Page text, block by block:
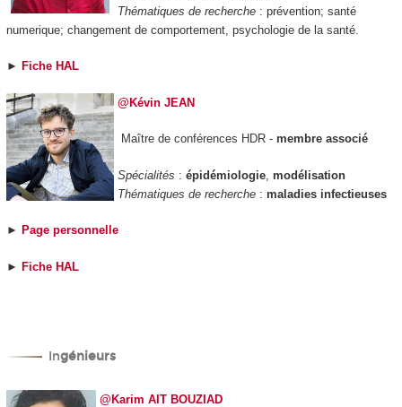
Thématiques de recherche: prévention; santé
numerique; changement de comportement, psychologie de la santé.
► Fiche HAL
@Kévin JEAN
Maître de conférences HDR - membre associé
Spécialités : épidémiologie, modélisation
Thématiques de recherche: maladies infectieuses
► Page personnelle
► Fiche HAL
Ingénieurs
@Karim AIT BOUZIAD